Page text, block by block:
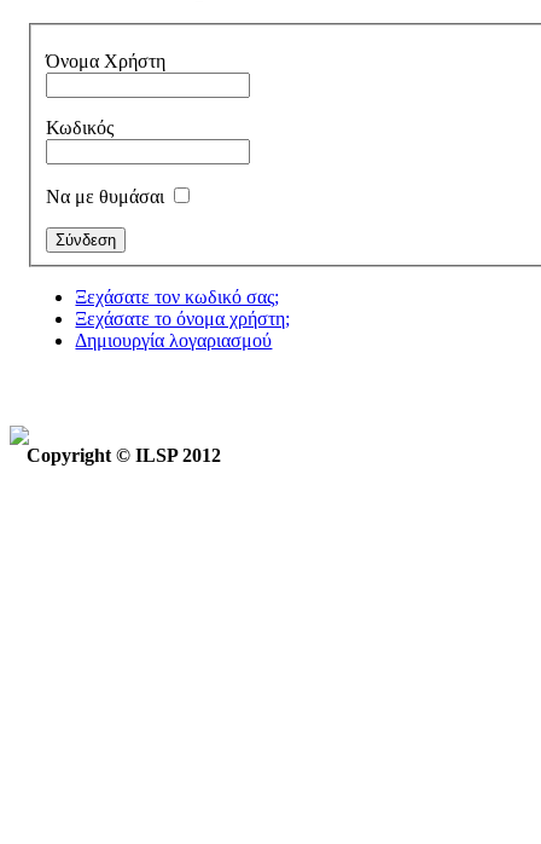
Όνομα Χρήστη
Κωδικός
Να με θυμάσαι
Ξεχάσατε τον κωδικό σας;
Ξεχάσατε το όνομα χρήστη;
Δημιουργία λογαριασμού
Copyright © ILSP 2012